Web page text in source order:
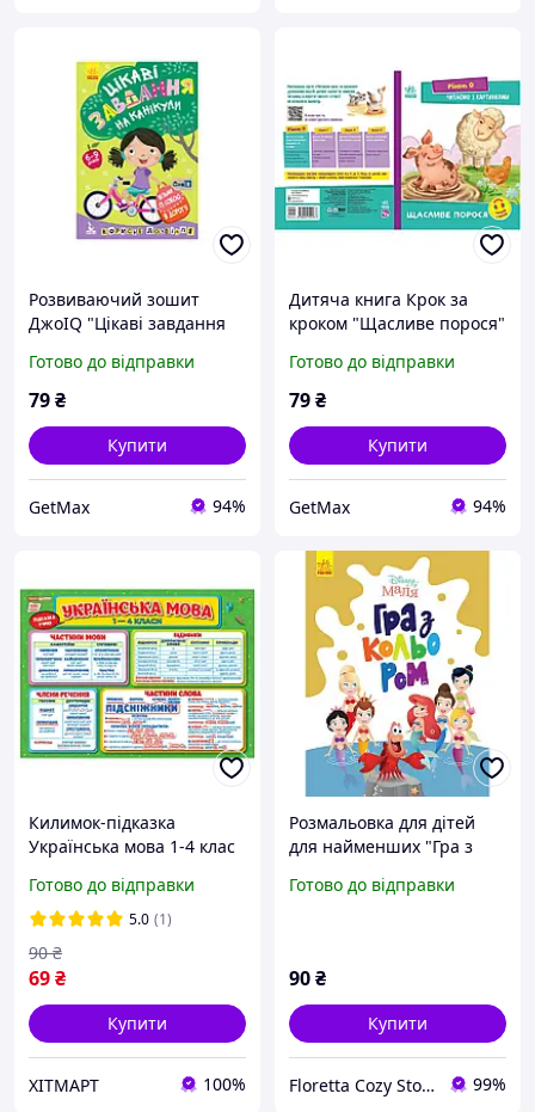
Розвиваючий зошит
ДжоIQ "Цікаві завдання
16 сторінок, м'яка
обкладинка
Готово до відправки
79₴
Купити
GetMax 94%
Дитяча книга Крок за
кроком "Щасливе порося"
аудіоказкою, м'яка
обкладинка, 16 сторінок,
Готово до відправки
79₴
Купити
GetMax 94%
Килимок-підказка
Українська мова 1-4 клас
Готово до відправки
5.0 (1)
69₴
90 ₴
Купити
ХІТМАРТ 100%
Розмальовка для дітей
для найменших "Гра з
сторінок
Готово до відправки
90₴
Купити
Floretta Cozy Store 99%